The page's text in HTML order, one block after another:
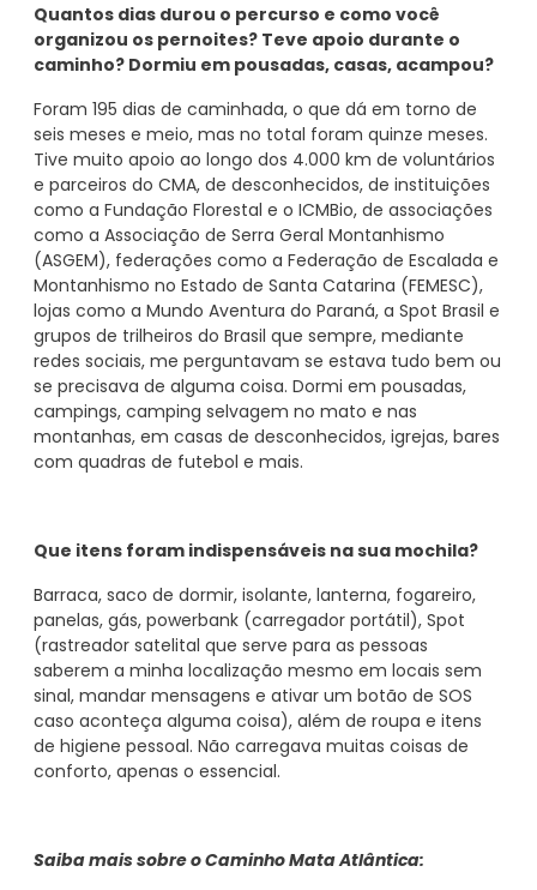
Quantos dias durou o percurso e como você
organizou os pernoites? Teve apoio durante o
caminho? Dormiu em pousadas, casas, acampou?
Foram 195 dias de caminhada, o que dá em torno de
seis meses e meio, mas no total foram quinze meses.
Tive muito apoio ao longo dos 4.000 km de voluntários
e parceiros do CMA, de desconhecidos, de instituições
como a Fundação Florestal e o ICMBio, de associações
como a Associação de Serra Geral Montanhismo
(ASGEM), federações como a Federação de Escalada e
Montanhismo no Estado de Santa Catarina (FEMESC),
lojas como a Mundo Aventura do Paraná, a Spot Brasil e
grupos de trilheiros do Brasil que sempre, mediante
redes sociais, me perguntavam se estava tudo bem ou
se precisava de alguma coisa. Dormi em pousadas,
campings, camping selvagem no mato e nas
montanhas, em casas de desconhecidos, igrejas, bares
com quadras de futebol e mais.
Que itens foram indispensáveis na sua mochila?
Barraca, saco de dormir, isolante, lanterna, fogareiro,
panelas, gás, powerbank (carregador portátil), Spot
(rastreador satelital que serve para as pessoas
saberem a minha localização mesmo em locais sem
sinal, mandar mensagens e ativar um botão de SOS
caso aconteça alguma coisa), além de roupa e itens
de higiene pessoal. Não carregava muitas coisas de
conforto, apenas o essencial.
Saiba mais sobre o Caminho Mata Atlântica: